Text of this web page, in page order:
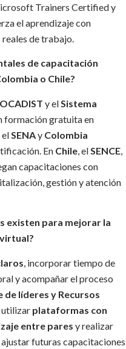
Trainers Certified y
el aprendizaje con
de trabajo.
de capacitación
o Chile?
y el Sistema
formación gratuita en
, el SENAy Colombia
En Chile , el SENCE
capacitaciones con
gestión y atención
existen para mejorar la
, incorporar tiempo de
y acompañar el proceso
líderes y Recursos
utilizar plataformas con
entre pares y realizar
futuras capacitaciones